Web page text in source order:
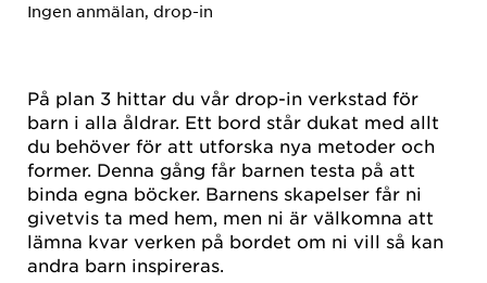
På plan 3 hittar du vår drop-in verkstad för
barn i alla åldrar. Ett bord står dukat med allt
du behöver för att utforska nya metoder och
former. Denna gång får barnen testa på att
binda egna böcker. Barnens skapelser får ni
givetvis ta med hem, men ni är välkomna att
lämna kvar verken på bordet om ni vill så kan
andra barn inspireras.
Ingen anmälan, drop-in